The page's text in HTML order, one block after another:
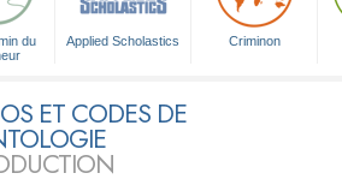
du
Applied Scholastics Criminon
ET CODES DE